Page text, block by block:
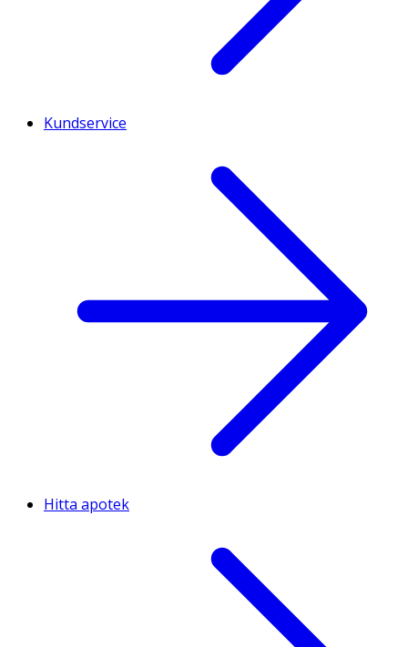
Kundservice
Hitta apotek